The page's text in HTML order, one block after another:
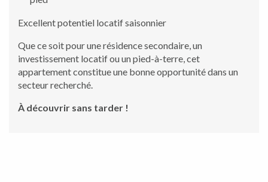
Excellent potentiel locatif saisonnier
Que ce soit pour une résidence secondaire, un
investissement locatif ou un pied-à-terre, cet
appartement constitue une bonne opportunité dans un
secteur recherché.
À découvrir sans tarder !